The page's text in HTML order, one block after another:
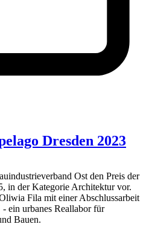
Dresden 2023
Ost den Preis der
in der Kategorie Architektur vor.
Fila mit einer Abschlussarbeit
ein urbanes Reallabor für
Bauen.